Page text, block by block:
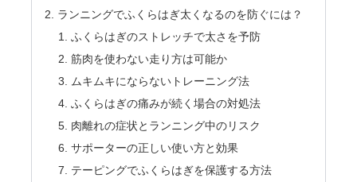
ランニングでふくらはぎ太くなるのを防ぐには？
ふくらはぎのストレッチで太さを予防
筋肉を使わない走り方は可能か
ムキムキにならないトレーニング法
ふくらはぎの痛みが続く場合の対処法
肉離れの症状とランニング中のリスク
サポーターの正しい使い方と効果
テーピングでふくらはぎを保護する方法